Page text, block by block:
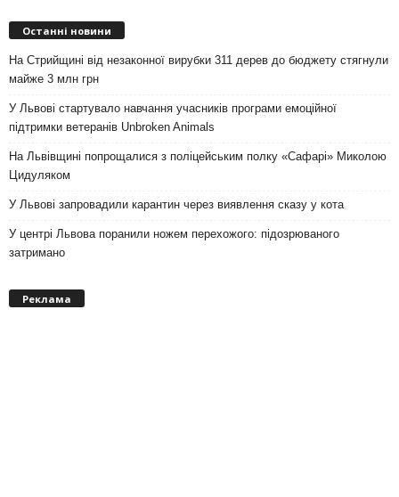
Останні новини
На Стрийщині від незаконної вирубки 311 дерев до бюджету стягнули
майже 3 млн грн
У Львові стартувало навчання учасників програми емоційної
підтримки ветеранів Unbroken Animals
На Львівщині попрощалися з поліцейським полку «Сафарі» Миколою
Цидуляком
У Львові запровадили карантин через виявлення сказу у кота
У центрі Львова поранили ножем перехожого: підозрюваного
затримано
Реклама